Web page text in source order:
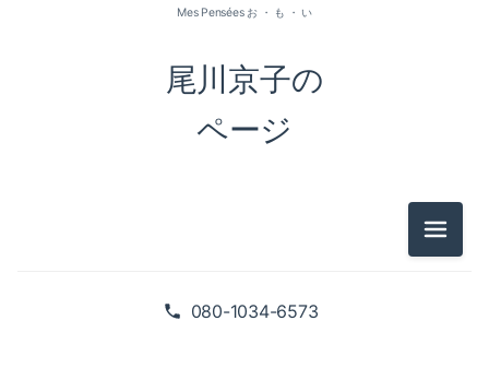
080-1034-6573
尾川京子の
ページ
Mes Pensées お ・ も ・ い
メニュ